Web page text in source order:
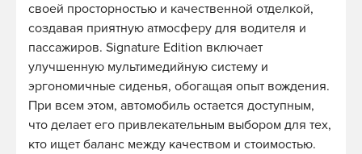
своей просторностью и качественной отделкой,
создавая приятную атмосферу для водителя и
пассажиров. Signature Edition включает
улучшенную мультимедийную систему и
эргономичные сиденья, обогащая опыт вождения.
При всем этом, автомобиль остается доступным,
что делает его привлекательным выбором для тех,
кто ищет баланс между качеством и стоимостью.